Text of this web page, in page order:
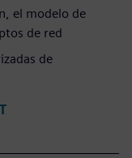
el modelo de
de red
de